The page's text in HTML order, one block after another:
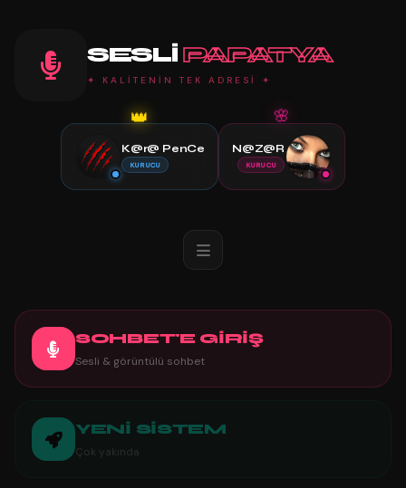
SESLI PAPATYA
✦ KALİTENİN TEK ADRESİ ✦
👑
K@r@ PenCe
KURUCU
🌸
N@Z@R
KURUCU
SOHBET'E GİRİŞ
Sesli & görüntülü sohbet
YENİ SİSTEM
Çok yakında